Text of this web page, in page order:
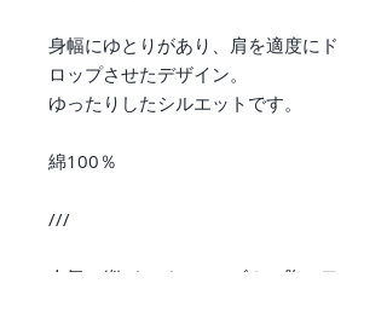
身幅にゆとりがあり、肩を適度にド
ロップさせたデザイン。
ゆったりしたシルエットです。
綿100％
///
人気の縦バージョンロゴ！に胸にワ